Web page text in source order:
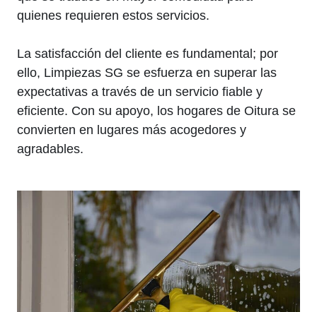
quienes requieren estos servicios.
La satisfacción del cliente es fundamental; por
ello, Limpiezas SG se esfuerza en superar las
expectativas a través de un servicio fiable y
eficiente. Con su apoyo, los hogares de Oitura se
convierten en lugares más acogedores y
agradables.